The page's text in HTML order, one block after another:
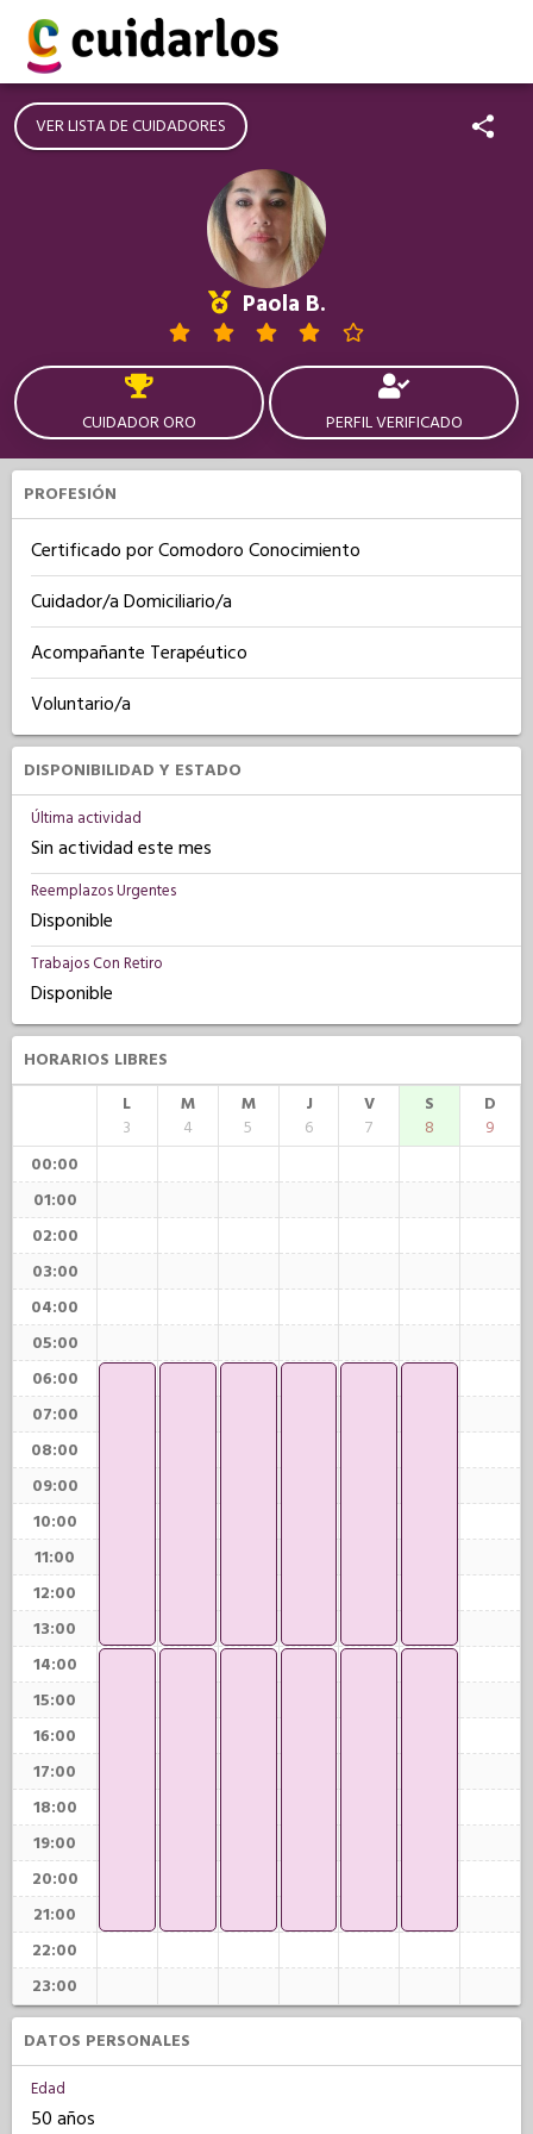
VER LISTA DE CUIDADORES
Paola B.
CUIDADOR ORO PERFIL VERIFICADO
PROFESIÓN
Certificado por Comodoro Conocimiento
Cuidador/a Domiciliario/a
Acompañante Terapéutico
Voluntario/a
DISPONIBILIDAD Y ESTADO
Última actividad
Sin actividad este mes
Reemplazos Urgentes
Disponible
Trabajos Con Retiro
Disponible
HORARIOS LIBRES
L
3
M
4
M
5
J
6
V
7
S
8
D
9
00:00
01:00
02:00
03:00
04:00
05:00
06:00
07:00
08:00
09:00
10:00
11:00
12:00
13:00
14:00
15:00
16:00
17:00
18:00
19:00
20:00
21:00
22:00
23:00
DATOS PERSONALES
Edad
50 años